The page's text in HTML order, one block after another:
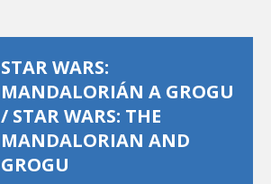
STAR WARS:
MANDALORIÁN A GROGU
/ STAR WARS: THE
MANDALORIAN AND
GROGU